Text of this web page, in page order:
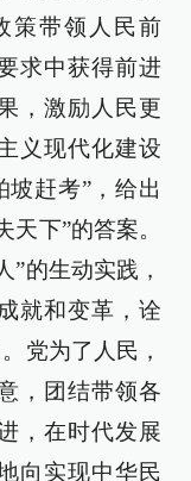
策带领人民前
求中获得前进
，激励人民更
义现代化建设
坡赶考”，给出
下”的答案。
”的生动实践，
就和变革，诠
党为了人民，
，团结带领各
，在时代发展
向实现中华民